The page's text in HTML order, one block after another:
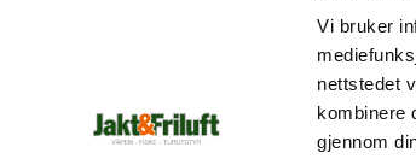
Vi bruker
nettstedet
kombinere
gjennom
Vi er Norges største jakt og
et enormt utvalg innen jakt, fiske og
friluftsutstyr!